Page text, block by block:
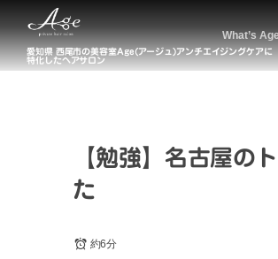
愛知県 西尾市の美容室Age(アージュ)アンチエイジングケアに
特化したヘアサロン
What’s
【勉強】名古屋の
た
約6分